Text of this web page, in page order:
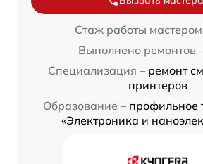
Стаж работы
Выполнено ремонтов
Специализация – ремонт
принтеров
Образование – профильное
«Электроника и